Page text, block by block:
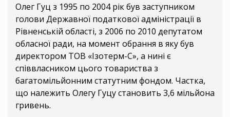
Олег Гуц з 1995 по 2004 рік був заступником
голови Державної податкової адміністрації в
Рівненській області, з 2006 по 2010 депутатом
обласної ради, на момент обрання в яку був
директором ТОВ «Ізотерм-С», а нині є
співвласником цього товариства з
багатомільйонним статутним фондом. Частка,
що належить Олегу Гуцу становить 3,6 мільйона
гривень.